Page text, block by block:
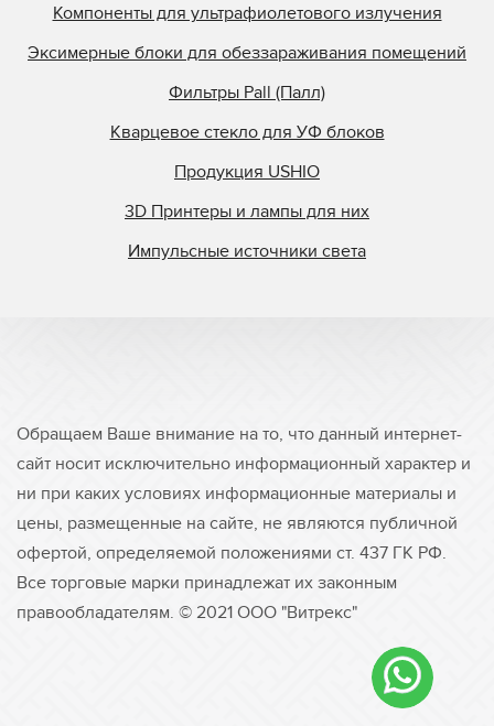
Компоненты для ультрафиолетового излучения
Эксимерные блоки для обеззараживания помещений
Фильтры Pall (Палл)
Кварцевое стекло для УФ блоков
Продукция USHIO
3D Принтеры и лампы для них
Импульсные источники света
Обращаем Ваше внимание на то, что данный интернет-
сайт носит исключительно информационный характер и
ни при каких условиях информационные материалы и
цены, размещенные на сайте, не являются публичной
офертой, определяемой положениями ст. 437 ГК РФ.
Все торговые марки принадлежат их законным
правообладателям. © 2021 ООО "Витрекс"